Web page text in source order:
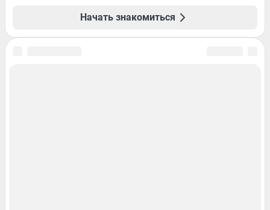
Начать знакомиться